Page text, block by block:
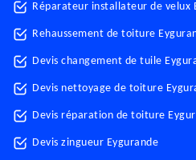
Réparateur installateur de velux
Rehaussement de toiture
Devis changement de tuile
Devis nettoyage de toiture
Devis réparation de toiture
Devis zingueur Eygurande